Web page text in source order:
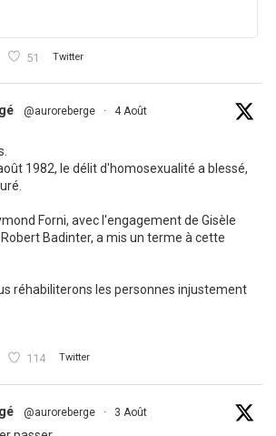
51 Twitter
@auroreberge · 4 Août
1982, le délit d'homosexualité a blessé,
Forni, avec l'engagement de Gisèle
Badinter, a mis un terme à cette
réhabiliterons les personnes injustement
114 Twitter
@auroreberge · 3 Août